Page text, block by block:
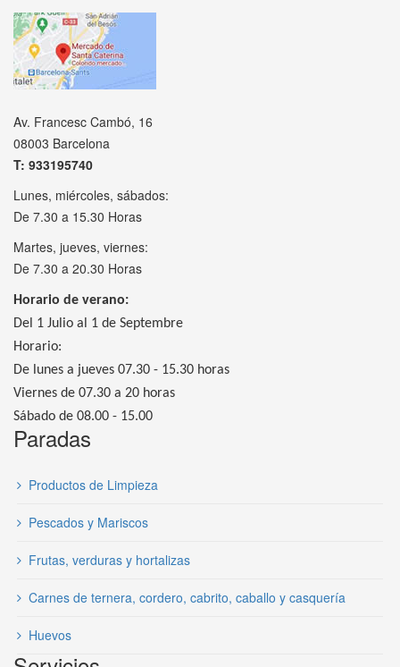
Av. Francesc Cambó, 16
08003 Barcelona
T: 933195740
Lunes, miércoles, sábados:
De 7.30 a 15.30 Horas
Martes, jueves, viernes:
De 7.30 a 20.30 Horas
Horario de verano:
Del 1 Julio al 1 de Septembre
Horario:
De lunes a jueves 07.30 - 15.30 horas
Viernes de 07.30 a 20 horas
Sábado de 08.00 - 15.00
Paradas
Productos de Limpieza
Pescados y Mariscos
Frutas, verduras y hortalizas
Carnes de ternera, cordero, cabrito, caballo y casquería
Huevos